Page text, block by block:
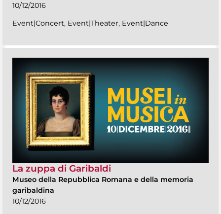
10/12/2016
Event|Concert, Event|Theater, Event|Dance
La zuppa di Garibaldi
Museo della Repubblica Romana e della memoria
garibaldina
10/12/2016